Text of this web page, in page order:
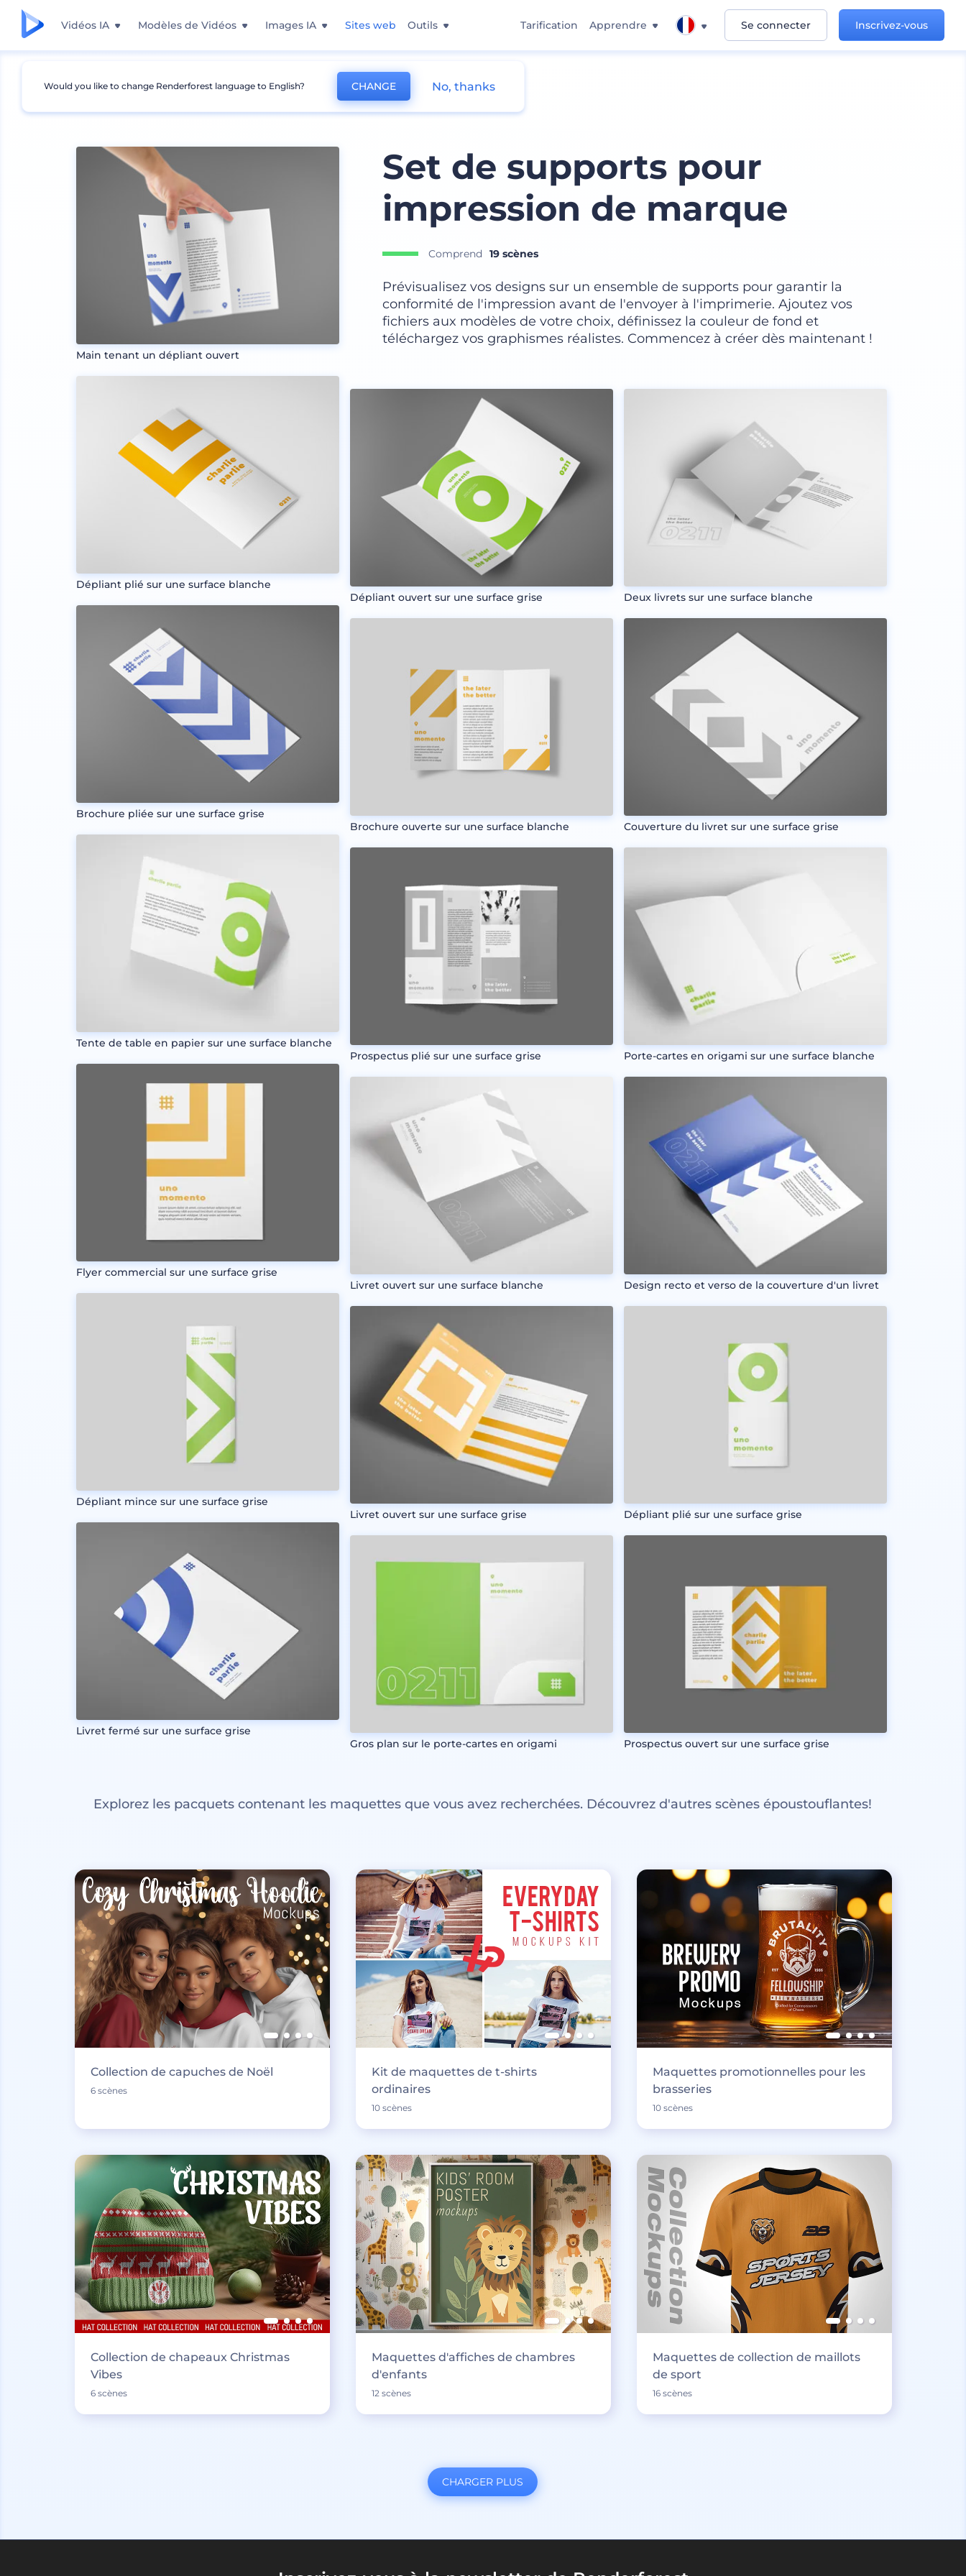
Vidéos IA Modèles de Vidéos Images IA Sites web Outils Tarification Apprendre Se connecter Inscrivez-vous
Mockups Impréssion Maquette de Flyer
Main tenant un dépliant ouvert
Dépliant plié sur une surface blanche
Brochure pliée sur une surface grise
Tente de table en papier sur une surface blanche
Flyer commercial sur une surface grise
Dépliant mince sur une surface grise
Livret fermé sur une surface grise
Set de supports pour
impression de marque
Comprend 19 scènes
Prévisualisez vos designs sur un ensemble de supports pour garantir la
conformité de l'impression avant de l'envoyer à l'imprimerie. Ajoutez vos
fichiers aux modèles de votre choix, définissez la couleur de fond et
téléchargez vos graphismes réalistes. Commencez à créer dès maintenant !
Dépliant ouvert sur une surface grise
Brochure ouverte sur une surface blanche
Prospectus plié sur une surface grise
Livret ouvert sur une surface blanche
Livret ouvert sur une surface grise
Gros plan sur le porte-cartes en origami
Deux livrets sur une surface blanche
Couverture du livret sur une surface grise
Porte-cartes en origami sur une surface blanche
Design recto et verso de la couverture d'un livret
Dépliant plié sur une surface grise
Prospectus ouvert sur une surface grise
Explorez les pacquets contenant les maquettes que vous avez recherchées. Découvrez d'autres scènes époustouflantes!
Collection de capuches de Noël
6 scènes
Kit de maquettes de t-shirts
ordinaires
10 scènes
Maquettes promotionnelles pour les
brasseries
10 scènes
Collection de chapeaux Christmas
Vibes
6 scènes
Maquettes d'affiches de chambres
d'enfants
12 scènes
Maquettes de collection de maillots
de sport
16 scènes
CHARGER PLUS
Would you like to change Renderforest language to English? CHANGE No, thanks